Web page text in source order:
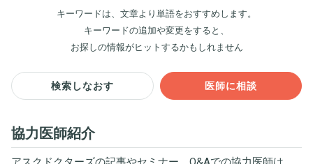
キーワードは、文章より単語をおすすめします。
キーワードの追加や変更をすると、
お探しの情報がヒットするかもしれません
検索しなおす 医師に相談
協力医師紹介